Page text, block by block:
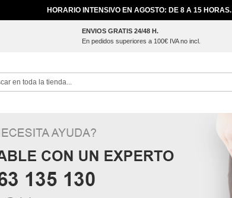
HORARIO INTENSIVO EN AGOSTO: DE 8 A 15 HORAS.
ENVIOS GRATIS 24/48 H.
En pedidos superiores a 100€ IVA no incl.